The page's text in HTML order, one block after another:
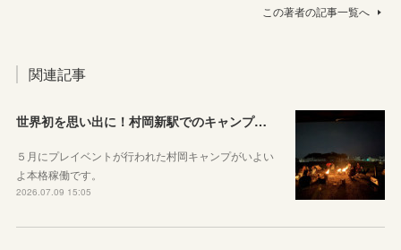
この著者の記事一覧へ
関連記事
世界初を思い出に！村岡新駅でのキャンプが参加メンバー募集中です！
５月にプレイベントが行われた村岡キャンプがいよい
よ本格稼働です。
2026.07.09 15:05